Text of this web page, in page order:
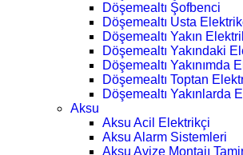
Döşemealtı Şofbenci
Döşemealtı Usta
Döşemealtı Yakın
Döşemealtı Yakındaki
Döşemealtı Yakınımda
Döşemealtı Toptan
Döşemealtı Yakınlarda
Aksu
Aksu Acil Elektrikçi
Aksu Alarm Sistemleri
Aksu Avize Montajı